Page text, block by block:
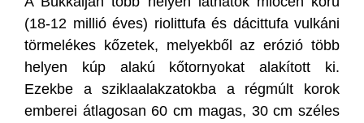
(18-12 millió éves) riolittufa és dácittufa vulkáni
törmelékes kőzetek, melyekből az erózió több
helyen kúp alakú kőtornyokat alakított ki.
Ezekbe a sziklaalakzatokba a régmúlt korok
emberei átlagosan 60 cm magas, 30 cm széles